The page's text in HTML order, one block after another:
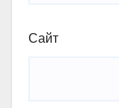
Сайт